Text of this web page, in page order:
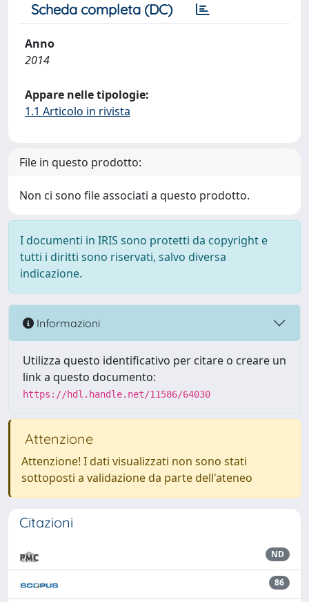
Scheda completa (DC)
Anno
2014
Appare nelle tipologie:
1.1 Articolo in rivista
File in questo prodotto:
Non ci sono file associati a questo prodotto.
I documenti in IRIS sono protetti da copyright e
tutti i diritti sono riservati, salvo diversa
indicazione.
Informazioni
Utilizza questo identificativo per citare o creare un
link a questo documento:
https://hdl.handle.net/11586/64030
Attenzione
Attenzione! I dati visualizzati non sono stati
sottoposti a validazione da parte dell'ateneo
Citazioni
ND
86